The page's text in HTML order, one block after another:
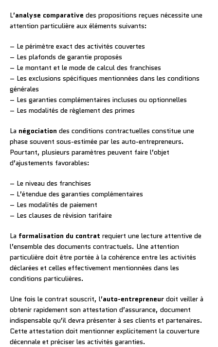
L’analyse comparative des propositions reçues nécessite une
attention particulière aux éléments suivants:
– Le périmètre exact des activités couvertes
– Les plafonds de garantie proposés
– Le montant et le mode de calcul des franchises
– Les exclusions spécifiques mentionnées dans les conditions
générales
– Les garanties complémentaires incluses ou optionnelles
– Les modalités de règlement des primes
La négociation des conditions contractuelles constitue une
phase souvent sous-estimée par les auto-entrepreneurs.
Pourtant, plusieurs paramètres peuvent faire l’objet
d’ajustements favorables:
– Le niveau des franchises
– L’étendue des garanties complémentaires
– Les modalités de paiement
– Les clauses de révision tarifaire
La formalisation du contrat requiert une lecture attentive de
l’ensemble des documents contractuels. Une attention
particulière doit être portée à la cohérence entre les activités
déclarées et celles effectivement mentionnées dans les
conditions particulières.
Une fois le contrat souscrit, l’auto-entrepreneur doit veiller à
obtenir rapidement son attestation d’assurance, document
indispensable qu’il devra présenter à ses clients et partenaires.
Cette attestation doit mentionner explicitement la couverture
décennale et préciser les activités garanties.